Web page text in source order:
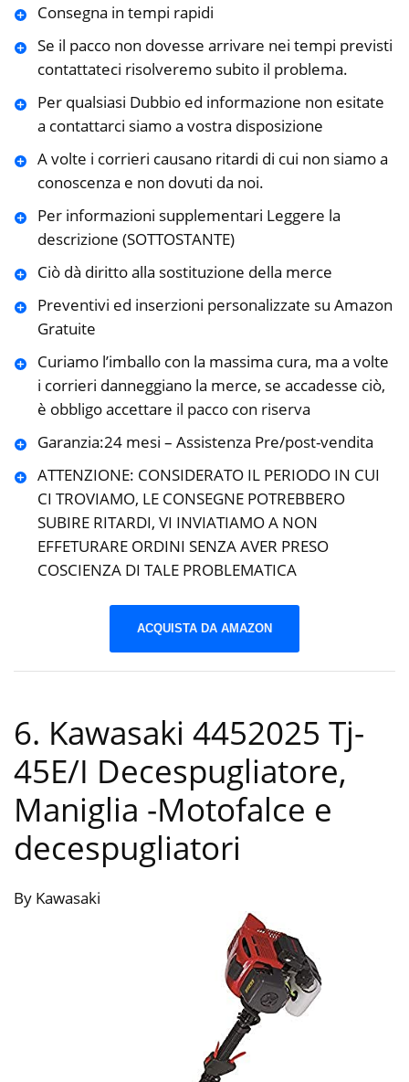
Consegna in tempi rapidi
Se il pacco non dovesse arrivare nei tempi previsti
contattateci risolveremo subito il problema.
Per qualsiasi Dubbio ed informazione non esitate
a contattarci siamo a vostra disposizione
A volte i corrieri causano ritardi di cui non siamo a
conoscenza e non dovuti da noi.
Per informazioni supplementari Leggere la
descrizione (SOTTOSTANTE)
Ciò dà diritto alla sostituzione della merce
Preventivi ed inserzioni personalizzate su Amazon
Gratuite
Curiamo l’imballo con la massima cura, ma a volte
i corrieri danneggiano la merce, se accadesse ciò,
è obbligo accettare il pacco con riserva
Garanzia:24 mesi – Assistenza Pre/post-vendita
ATTENZIONE: CONSIDERATO IL PERIODO IN CUI
CI TROVIAMO, LE CONSEGNE POTREBBERO
SUBIRE RITARDI, VI INVIATIAMO A NON
EFFETURARE ORDINI SENZA AVER PRESO
COSCIENZA DI TALE PROBLEMATICA
ACQUISTA DA AMAZON
6. Kawasaki 4452025 Tj-
45E/I Decespugliatore,
Maniglia -Motofalce e
decespugliatori
By Kawasaki